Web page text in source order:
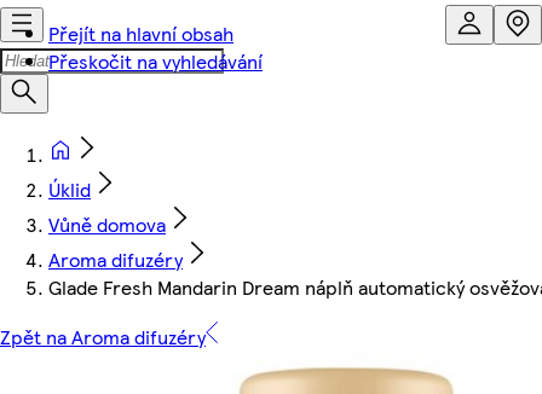
Přejít na hlavní obsah
Přeskočit na vyhledávání
Úklid
Vůně domova
Aroma difuzéry
Glade Fresh Mandarin Dream náplň automatický
Zpět na Aroma difuzéry